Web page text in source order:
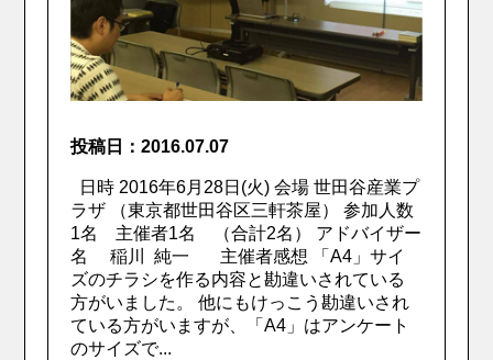
投稿日：2016.07.07
日時 2016年6月28日(火) 会場 世田谷産業プ
ラザ （東京都世田谷区三軒茶屋） 参加人数
1名 主催者1名 （合計2名） アドバイザー
名 稲川 純一 主催者感想 「A4」サイ
ズのチラシを作る内容と勘違いされている
方がいました。 他にもけっこう勘違いされ
ている方がいますが、「A4」はアンケート
のサイズで...